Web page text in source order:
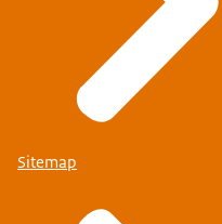
Sitemap